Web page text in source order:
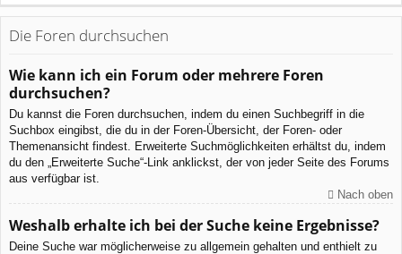
Die Foren durchsuchen
Wie kann ich ein Forum oder mehrere Foren
durchsuchen?
Du kannst die Foren durchsuchen, indem du einen Suchbegriff in die
Suchbox eingibst, die du in der Foren-Übersicht, der Foren- oder
Themenansicht findest. Erweiterte Suchmöglichkeiten erhältst du, indem
du den „Erweiterte Suche“-Link anklickst, der von jeder Seite des Forums
aus verfügbar ist.
Nach oben
Weshalb erhalte ich bei der Suche keine Ergebnisse?
Deine Suche war möglicherweise zu allgemein gehalten und enthielt zu